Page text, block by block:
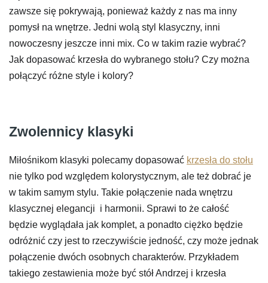
zawsze się pokrywają, ponieważ każdy z nas ma inny
pomysł na wnętrze. Jedni wolą styl klasyczny, inni
nowoczesny jeszcze inni mix. Co w takim razie wybrać?
Jak dopasować krzesła do wybranego stołu? Czy można
połączyć różne style i kolory?
Zwolennicy klasyki
Miłośnikom klasyki polecamy dopasować krzesła do stołu
nie tylko pod względem kolorystycznym, ale też dobrać je
w takim samym stylu. Takie połączenie nada wnętrzu
klasycznej elegancji i harmonii. Sprawi to że całość
będzie wyglądała jak komplet, a ponadto ciężko będzie
odróżnić czy jest to rzeczywiście jedność, czy może jednak
połączenie dwóch osobnych charakterów. Przykładem
takiego zestawienia może być stół Andrzej i krzesła